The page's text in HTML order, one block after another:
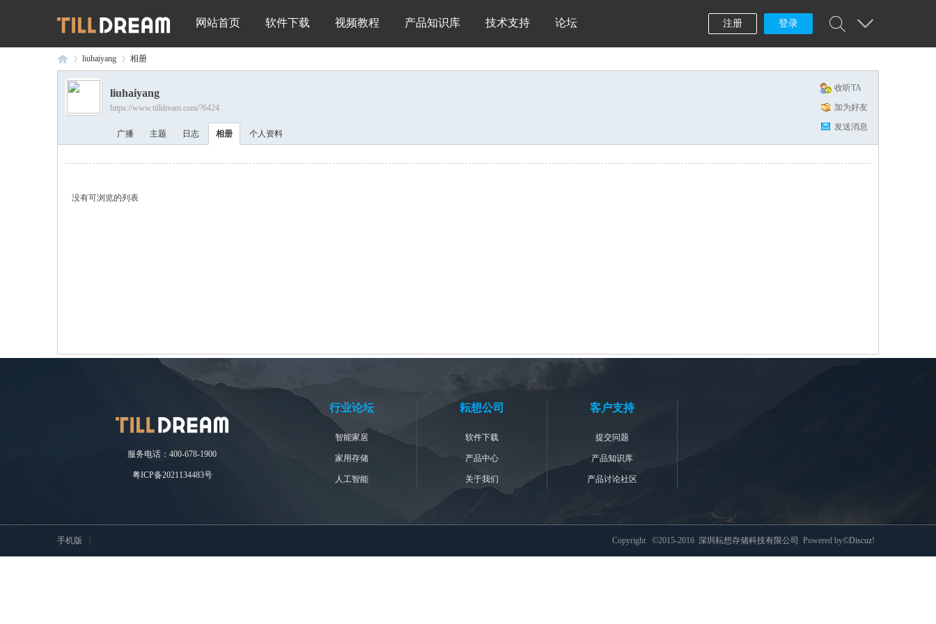
网站首页 软件下载 视频教程 产品知识库 技术支持 论坛 注册 登录
想
›
liuhaiyang 相册
收听TA
加为好友
发送消息
liuhaiyang
https://www.tilldream.com/?6424
广播 主题 日志 相册 个人资料
没有可浏览的列表
服务电话：400-678-1900
粤ICP备2021134483号
行业论坛
智能家居
家用存储
人工智能
耘想公司
软件下载
产品中心
关于我们
客户支持
提交问题
产品知识库
产品讨论社区
手机版 Copyright ©2015-2016 深圳耘想存储科技有限公司 Powered by©Discuz!